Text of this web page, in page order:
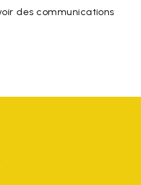
des communications